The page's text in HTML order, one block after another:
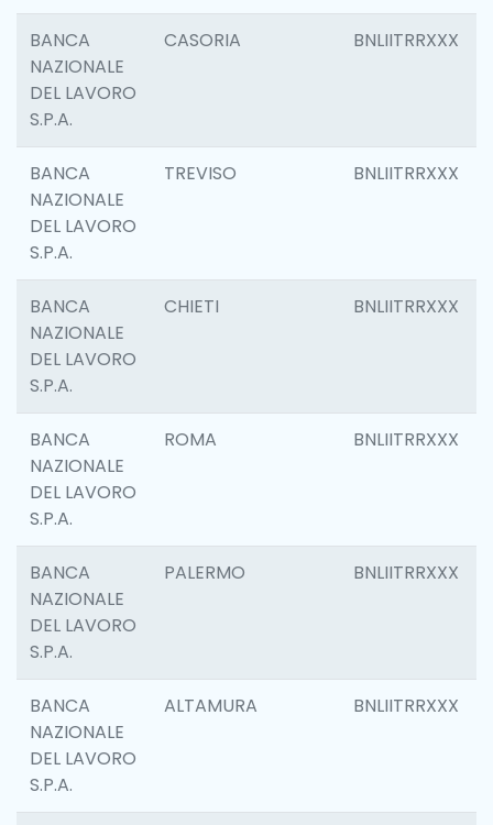
BANCA
NAZIONALE
DEL LAVORO
S.P.A.
CASORIA BNLIITRRXXX
BANCA
NAZIONALE
DEL LAVORO
S.P.A.
TREVISO BNLIITRRXXX
BANCA
NAZIONALE
DEL LAVORO
S.P.A.
CHIETI BNLIITRRXXX
BANCA
NAZIONALE
DEL LAVORO
S.P.A.
ROMA BNLIITRRXXX
BANCA
NAZIONALE
DEL LAVORO
S.P.A.
PALERMO BNLIITRRXXX
BANCA
NAZIONALE
DEL LAVORO
S.P.A.
ALTAMURA BNLIITRRXXX